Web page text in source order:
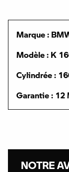
Marque :
Modèle : K
Cylindrée :
Garantie : 12
NOTRE